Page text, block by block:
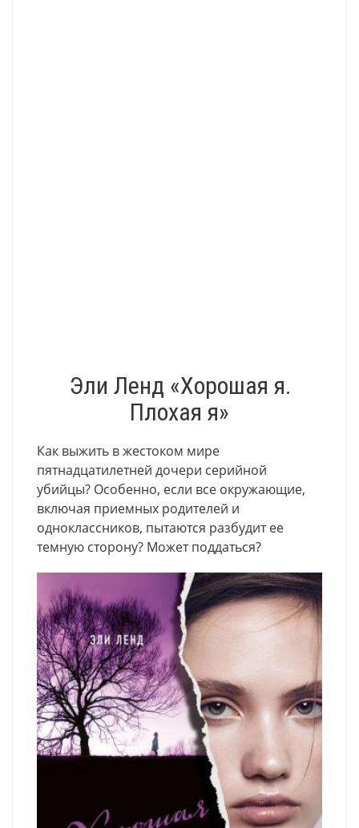
Эли Ленд «Хорошая я.
Плохая я»
Как выжить в жестоком мире
пятнадцатилетней дочери серийной
убийцы? Особенно, если все окружающие,
включая приемных родителей и
одноклассников, пытаются разбудит ее
темную сторону? Может поддаться?